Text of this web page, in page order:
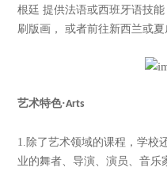
根廷 提供法语或西班牙语技
刷版画，
或者前往新西兰或夏
艺术特色·Arts
1. 除了艺术领域的课程，学校
业的舞者、导演、演员、音乐